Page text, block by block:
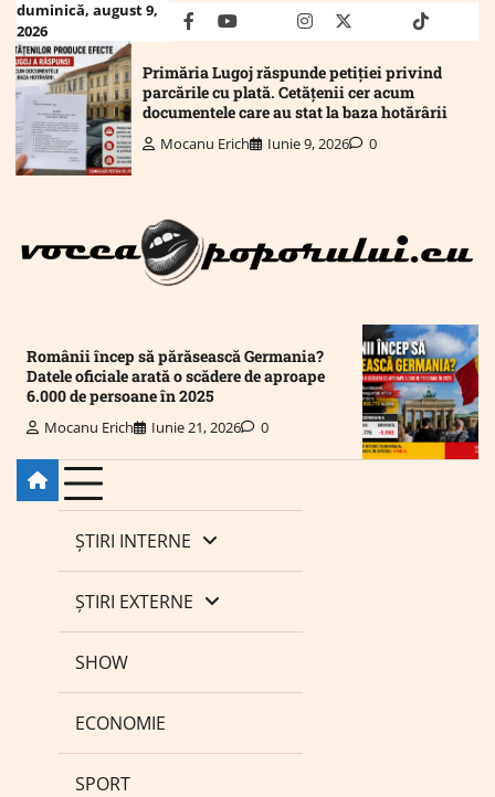
Skip
content
duminică, august 9,
2026
facebookyoutubeMailinstagram
twitter truthtiktok
Primăria Lugoj răspunde petiției privind
parcările cu plată. Cetățenii cer acum
documentele care au stat la baza hotărârii
Mocanu Erich Iunie 9, 2026 0
Românii încep să părăsească Germania?
Datele oficiale arată o scădere de aproape
6.000 de persoane în 2025
Mocanu Erich Iunie 21, 2026 0
ȘTIRI INTERNE
ȘTIRI EXTERNE
SHOW
ECONOMIE
SPORT